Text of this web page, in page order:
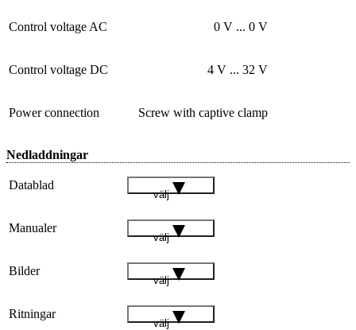
Control voltage AC 0 V ... 0 V
Control voltage DC 4 V ... 32 V
Power connection Screw with captive clamp
Nedladdningar
Datablad
välj
Manualer
välj
Bilder
välj
Ritningar
välj